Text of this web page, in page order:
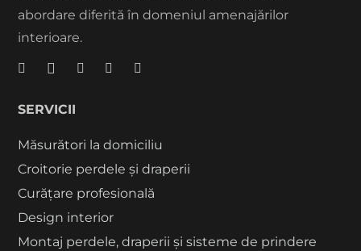
abordare diferită în domeniul amenajărilor
interioare.
SERVICII
Măsurători la domiciliu
Croitorie perdele și draperii
Curățare profesională
Design interior
Montaj perdele, draperii și sisteme de prindere